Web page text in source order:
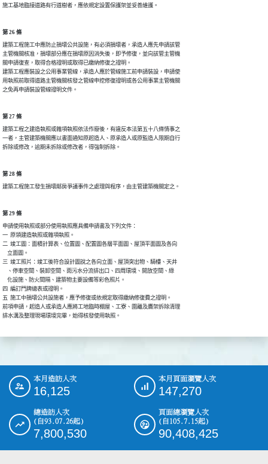
施工基地臨接道路有行道樹者，應依規定設置保護架並妥善維護。
第 26 條
建築工程施工中應防止損壞公共設施，有必須損壞者，承造人應先申請該管
主管機關核准，損壞部分應在損壞原因消失後，即予修復，並向該管主管機
關申請復查，取得合格證明或取得已繳納修復之證明。
建築工程應裝設之公用事業管線，承造人應於管線施工前申請裝設，申請使
用執照前取得道路主管機關核發之管線申挖修復證明或各公用事業主管機關
之免再申請裝設管線證明文件。
第 27 條
建築工程之建造執照或雜項執照依法作廢後，有違反本法第五十八條情事之
一者，主管建築機關應以書面通知原起造人、原承造人或原監造人限期自行
拆除或修改，逾期未拆除或修改者，得強制拆除。
第 28 條
建築工程施工發生損壞鄰房爭議事件之處理與程序，由主管建築機關定之。
第 29 條
申請使用執照或部分使用執照應具備申請書及下列文件：
一  原領建造執照或雜項執照。
二  竣工圖：面積計算表、位置圖、配置圖各層平面圖、屋頂平面圖及各向
    立面圖。
三  竣工照片：竣工後符合設計圖說之各向立面、屋頂突出物、騎樓、天井
    、停車空間、裝卸空間、雨污水分流排出口、四周環境、開放空間、綠
    化設施、防火間隔、建築物主要設備等彩色照片。
四  編訂門牌總表或證明。
五  施工中損壞公共設施者，應予修復或依規定取得繳納修復費之證明。
前項申請，起造人或承造人應將工地臨時棚屋、工寮、圍離及鷹架拆除清理
排水溝及整理現場環境完畢，始得核發使用執照。
::: 本月造訪人次
16,125
本月頁面瀏覽人次
147,270
總造訪人次
(自93.07.26起)
7,800,530
頁面總瀏覽人次
(自105.7.15起)
90,408,425